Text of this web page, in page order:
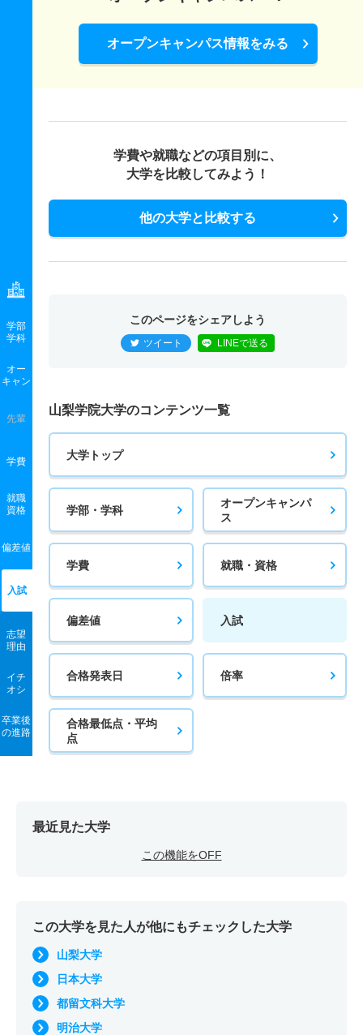
学部
学科
オー
キャン
先輩
学費
就職
資格
偏差値
入試
志望
理由
イチ
オシ
卒業後
の進路
オープンキャンパス情報をみる
学費や就職などの項目別に、
大学を比較してみよう！
他の大学と比較する
このページをシェアしよう
ツイート LINEで送る
山梨学院大学のコンテンツ一覧
大学トップ
学部・学科
オープンキャンパ
ス
学費 就職・資格
偏差値 入試
合格発表日 倍率
合格最低点・平均
点
最近見た大学
この機能をOFF
この大学を見た人が他にもチェックした大学
山梨大学
日本大学
都留文科大学
明治大学